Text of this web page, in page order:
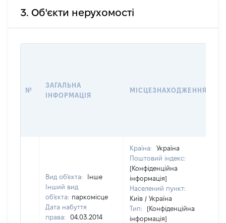
3. Об'єкти нерухомості
№
ЗАГАЛЬНА
ІНФОРМАЦІЯ
МІСЦЕЗНАХОДЖЕННЯ
Вид об'єкта:
Інше
Інший вид
об'єкта: паркомісце
Дата набуття
права:
04.03.2014
Країна:
Україна
Поштовий індекс:
[Конфіденційна
інформація]
Населений пункт:
Київ / Україна
Тип:
[Конфіденційна
інформація]